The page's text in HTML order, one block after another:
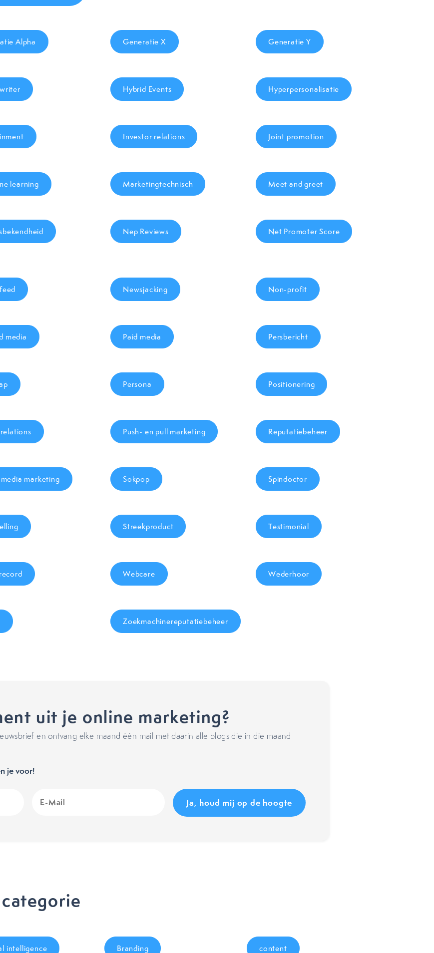
Alpha Generatie X Generatie Y
Hybrid Events Hyperpersonalisatie
Investor relations Joint promotion
learning Marketingtechnisch Meet and greet
Nep Reviews Net Promoter Score
Newsjacking Non-profit
media Paid media Persbericht
Persona Positionering
Push- en pull marketing Reputatiebeheer
marketing Sokpop Spindoctor
Streekproduct Testimonial
Webcare Wederhoor
Zoekmachinereputatiebeheer
uit je online marketing?
en ontvang elke maand één mail met daarin alle blogs die in die maand
je voor!
Mail
intelligence Branding content